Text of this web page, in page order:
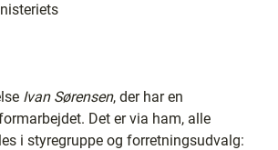
Ivan Sørensen, der har en
Det er via ham, alle
i styregruppe og forretningsudvalg: